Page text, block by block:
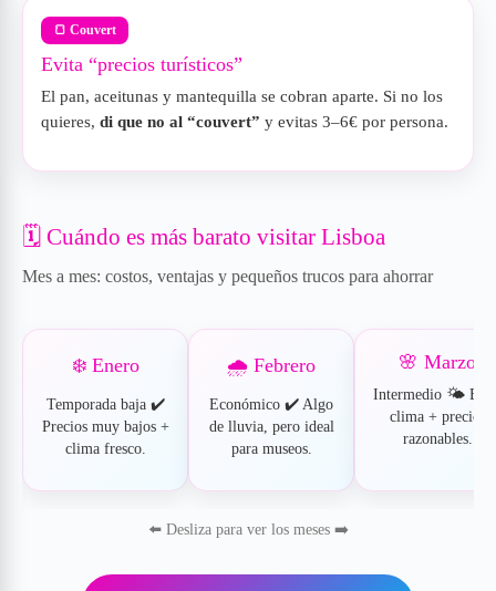
🍞 Couvert
Evita “precios turísticos”
El pan, aceitunas y mantequilla se cobran aparte. Si no los
quieres, di que no al “couvert” y evitas 3–6€ por persona.
🗓️ Cuándo es más barato visitar Lisboa
Mes a mes: costos, ventajas y pequeños trucos para ahorrar
❄️ Enero
Temporada baja ✔️
Precios muy bajos +
clima fresco.
🌧️ Febrero
Económico ✔️ Algo
de lluvia, pero ideal
para museos.
🌸 Marzo
Intermedio 🌤️
clima + precios
razonables.
⬅️ Desliza para ver los meses ➡️